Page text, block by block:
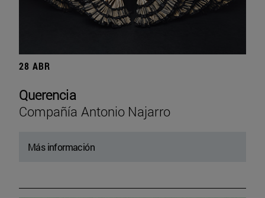
28 ABR
Querencia
Compañía Antonio Najarro
Más información